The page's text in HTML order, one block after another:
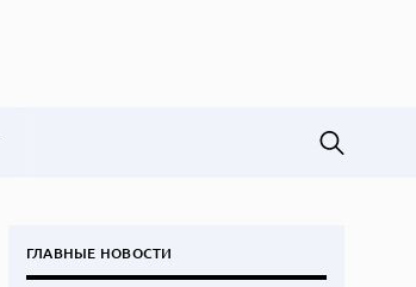
ГЛАВНЫЕ НОВОСТИ